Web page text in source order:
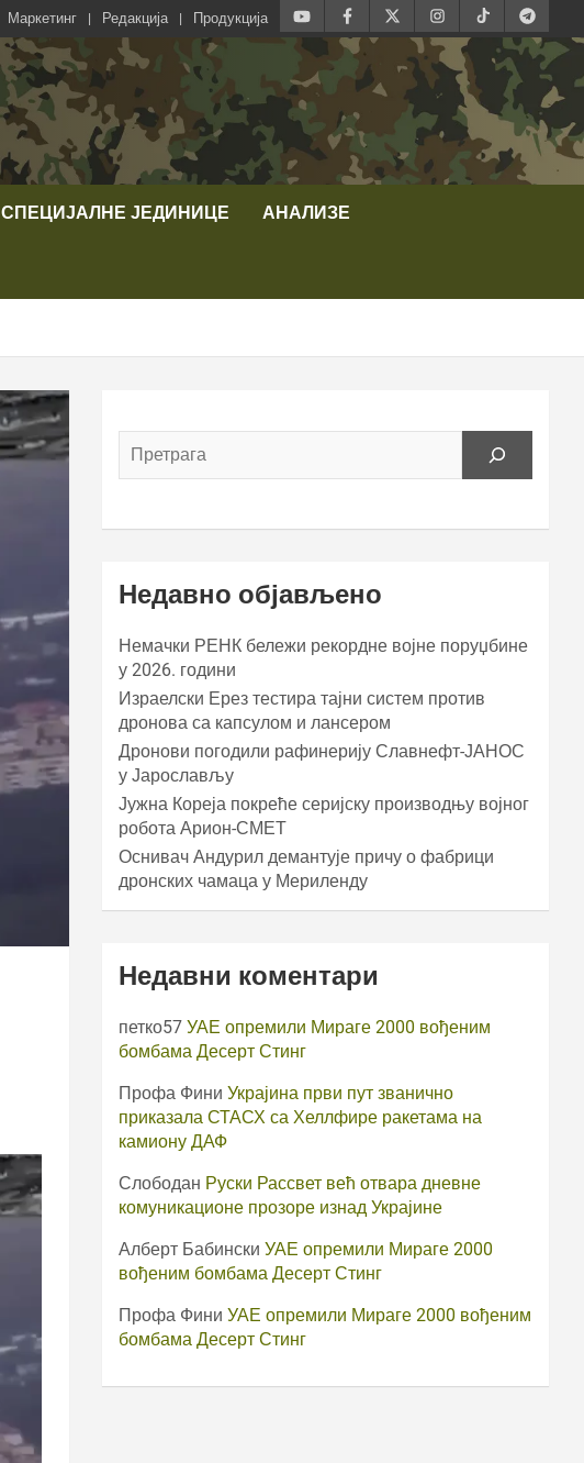
Маркетинг Редакција Продукција
СПЕЦИЈАЛНЕ ЈЕДИНИЦЕ АНАЛИЗЕ
Недавно објављено
Немачки РЕНК бележи рекордне војне поруџбине
у 2026. години
Израелски Ерез тестира тајни систем против
дронова са капсулом и лансером
Дронови погодили рафинерију Славнефт-ЈАНОС
у Јарослављу
Јужна Кореја покреће серијску производњу војног
робота Арион-СМЕТ
Оснивач Андурил демантује причу о фабрици
дронских чамаца у Мериленду
Недавни коментари
петко57 УАЕ опремили Мираге 2000 вођеним
бомбама Десерт Стинг
Профа Фини Украјина први пут званично
приказала СТАСХ са Хеллфире ракетама на
камиону ДАФ
Слободан Руски Рассвет већ отвара дневне
комуникационе прозоре изнад Украјине
Алберт Бабински УАЕ опремили Мираге 2000
вођеним бомбама Десерт Стинг
Профа Фини УАЕ опремили Мираге 2000 вођеним
бомбама Десерт Стинг